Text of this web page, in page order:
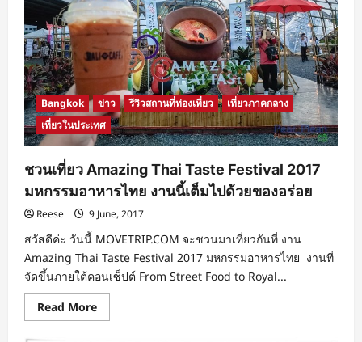
Bangkok ข่าว รีวิวสถานที่ท่องเที่ยว
เที่ยวภาคกลาง
เที่ยวในประเทศ
ชวนเที่ยว Amazing Thai Taste Festival 2017
มหกรรมอาหารไทย งานนี้เต็มไปด้วยของอร่อย
Reese 9 June, 2017
สวัสดีค่ะ วันนี้ MOVETRIP.COM จะชวนมาเที่ยวกันที่ งาน
Amazing Thai Taste Festival 2017 มหกรรมอาหารไทย งานที่
จัดขึ้นภายใต้คอนเซ็ปต์ From Street Food to Royal...
Read MoreRead
more